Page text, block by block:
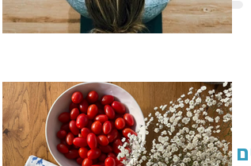
פוסט
9/23, עם ההמלצות